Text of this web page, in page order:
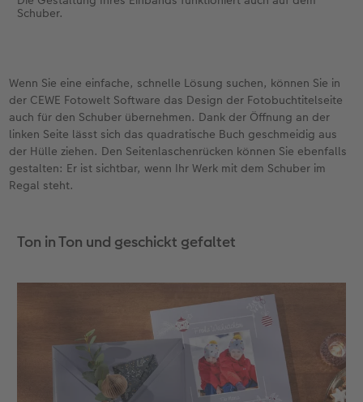
Schuber.
Wenn Sie eine einfache, schnelle Lösung suchen, können Sie in
der CEWE Fotowelt Software das Design der Fotobuchtitelseite
auch für den Schuber übernehmen. Dank der Öffnung an der
linken Seite lässt sich das quadratische Buch geschmeidig aus
der Hülle ziehen. Den Seitenlaschenrücken können Sie ebenfalls
gestalten: Er ist sichtbar, wenn Ihr Werk mit dem Schuber im
Regal steht.
Ton in Ton und geschickt gefaltet